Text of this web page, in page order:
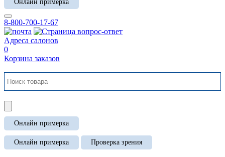
Онлайн примерка
8-800-700-17-67
Адреса салонов
0
Корзина заказов
Онлайн примерка
Онлайн примерка Проверка зрения